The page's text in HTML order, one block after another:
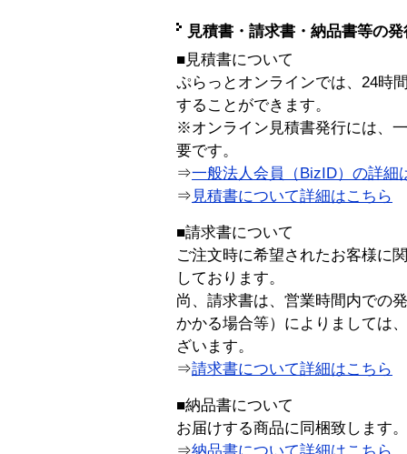
見積書・請求書・納品書等の
■見積書について
ぷらっとオンラインでは、24時
することができます。
※オンライン見積書発行には、
要です。
⇒一般法人会員（BizID）の詳細
⇒ 見積書について詳細はこちら
■請求書について
ご注文時に希望されたお客様に
しております。
尚、請求書は、営業時間内での
かかる場合等）によりましては
ざいます。
⇒請求書について詳細はこちら
■納品書について
お届けする商品に同梱致します。